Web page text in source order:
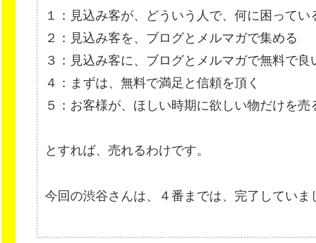
１：見込み客が、どういう人で、何に困ってい
２：見込み客を、ブログとメルマガで集める
３：見込み客に、ブログとメルマガで無料で良
４：まずは、無料で満足と信頼を頂く
５：お客様が、ほしい時期に欲しい物だけを売
とすれば、売れるわけです。
今回の渋谷さんは、４番までは、完了していま